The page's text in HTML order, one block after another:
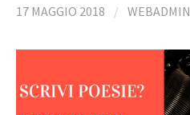
17 MAGGIO 2018 / WEBADMIN